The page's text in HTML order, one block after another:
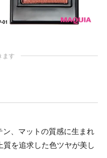
ます
、マットの質感に生まれ
を追求した色ツヤが美し